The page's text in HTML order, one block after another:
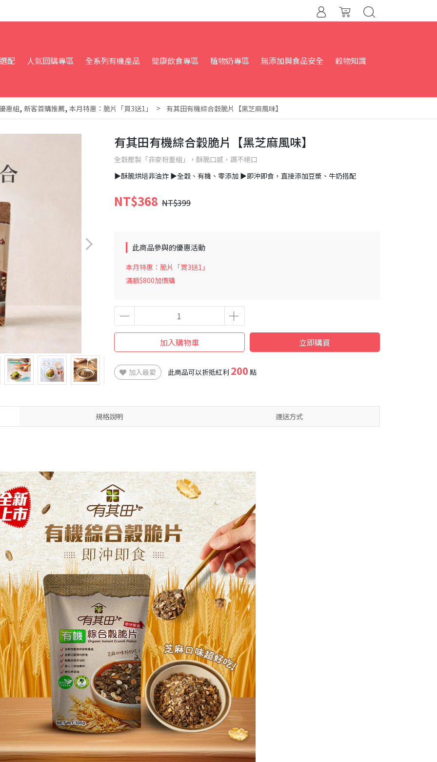
配 人氣回購專區 全系列有機產品 健康飲食專區 植物奶專區 無添加與食品安全 穀物知識
惠組, 新客首購推薦, 本月特惠：脆片「買3送1」 有其田有機綜合穀脆片【黑芝麻風味】
有其田有機綜合穀脆片【黑芝麻風味】
全穀壓製「非麥粉重組」，酥脆口感，讚不絕口
▶︎酥脆烘培非油炸 ▶︎全穀、有機、零添加 ▶︎即沖即食，直接添加豆漿、牛奶搭配
NT$368 NT$399
此商品參與的優惠活動
本月特惠：脆片「買3送1」
滿額$800加價購
加入購物車 立即購買
加入最愛 此商品可以折抵紅利 200 點
規格說明 運送方式